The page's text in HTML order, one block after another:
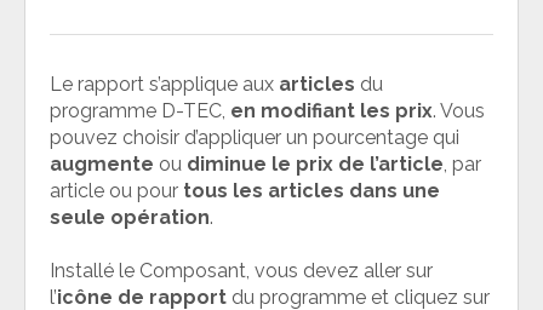
Le rapport s’applique aux articles du
programme D-TEC, en modifiant les prix. Vous
pouvez choisir d’appliquer un pourcentage qui
augmente ou diminue le prix de l’article , par
article ou pour tous les articles dans une
seule opération.
Installé le Composant, vous devez aller sur
l’icône de rapport du programme et cliquez sur